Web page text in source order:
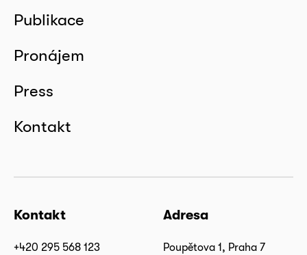
Publikace
Pronájem
Press
Kontakt
Kontakt
+420 295 568 123
Adresa
Poupětova 1, Praha 7